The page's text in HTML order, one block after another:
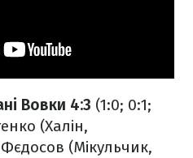
Вовки 4:3 (1:0; 0:1;
(Халін,
(Мікульчик,